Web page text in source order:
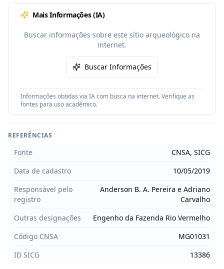
Mais Informações (IA)
Buscar informações sobre este sítio arqueológico na
internet.
Buscar Informações
Informações obtidas via IA com busca na internet. Verifique as
fontes para uso acadêmico.
REFERÊNCIAS
Fonte
CNSA, SICG
Data de cadastro
10/05/2019
Responsável pelo
registro
Anderson B. A. Pereira e Adriano
Carvalho
Outras designações
Engenho da Fazenda Rio Vermelho
Código CNSA
MG01031
ID SICG
13386